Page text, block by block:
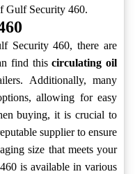
Gulf Security 460.
Security 460, there are
find thiscirculating oil
Additionally, many
allowing for easy
buying, it is crucial to
supplier to ensure
size that meets your
is available in various